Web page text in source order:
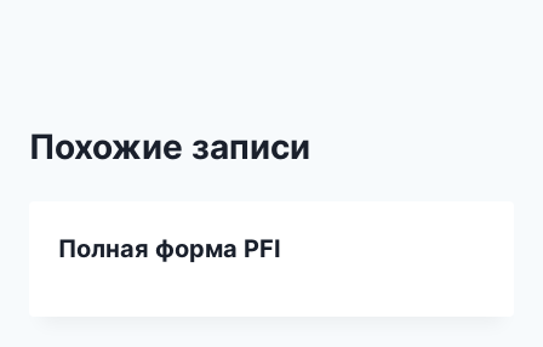
Похожие записи
Полная форма PFI